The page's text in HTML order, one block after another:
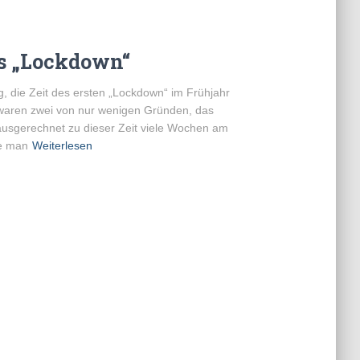
„Lockdown“
die Zeit des ersten „Lockdown“ im Frühjahr
zwei von nur wenigen Gründen, das
zu dieser Zeit viele Wochen am
man Weiterlesen